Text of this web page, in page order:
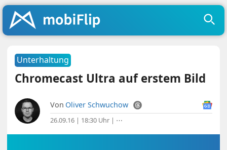
Unterhaltung
Chromecast Ultra auf erstem Bild
Von Oliver Schwuchow
26.09.16 | 18:30 Uhr | ⋯